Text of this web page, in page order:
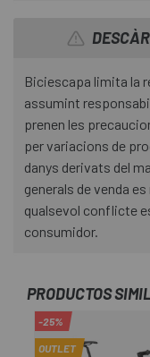
Biciescapa limita la
assumint
prenen les
per variacions de
danys derivats del
generals de venda
qualsevol conflicte
consumidor.
PRODUCTOS
-25%
OUTLET